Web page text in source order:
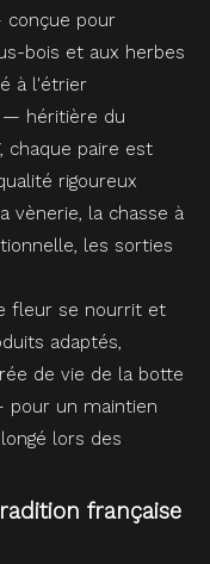
pour
bois et aux herbes
à l'étrier
— héritière du
chaque paire est
rigoureux
la chasse à
les sorties
fleur se nourrit et
adaptés,
de vie de la botte
pour un maintien
lors des
française